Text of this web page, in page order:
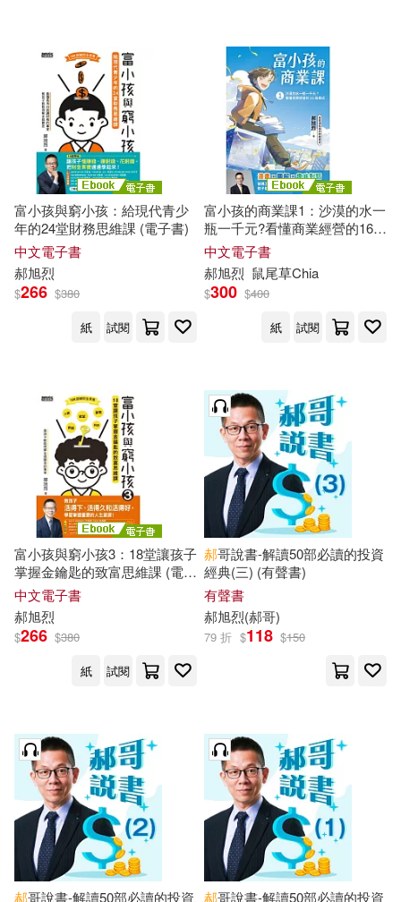
富小孩與窮小孩：給現代青少
年的24堂財務思維課 (電子書)
中文電子書
郝旭烈
$266 $380
紙
試閱
富小孩的商業課1：沙漠的水一
瓶一千元?看懂商業經營的16個
模式 (電子書)
中文電子書
郝旭烈 鼠尾草Chia
$300 $400
紙
試閱
富小孩與窮小孩3：18堂讓孩子
掌握金鑰匙的致富思維課 (電子
書)
中文電子書
郝旭烈
$266 $380
紙
試閱
郝哥說書-解讀50部必讀的投資
經典(三) (有聲書)
有聲書
郝旭烈(郝哥)
79 折 $118 $150
郝哥說書-解讀50部必讀的投資 郝哥說書-解讀50部必讀的投資